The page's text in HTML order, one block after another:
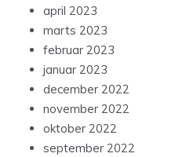
april 2023
marts 2023
februar 2023
januar 2023
december 2022
november 2022
oktober 2022
september 2022